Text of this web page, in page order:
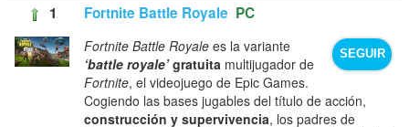
1 Fortnite Battle Royale PC
SEGUIR
Fortnite Battle Royale es la variante
‘battle royale’ gratuita multijugador de
Fortnite, el videojuego de Epic Games.
Cogiendo las bases jugables del título de acción,
construcción y supervivencia, los padres de